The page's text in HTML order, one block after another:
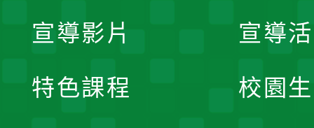
宣導
校園
宣導影片
特色課程